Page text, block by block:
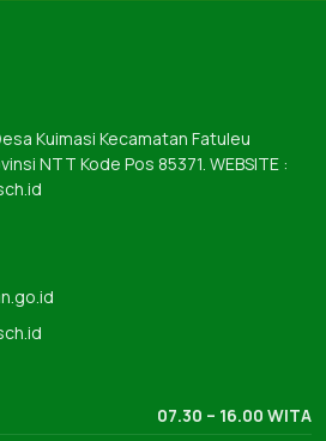
Kuimasi Kecamatan Fatuleu
NTT Kode Pos 85371. WEBSITE :
07.30 – 16.00 WITA